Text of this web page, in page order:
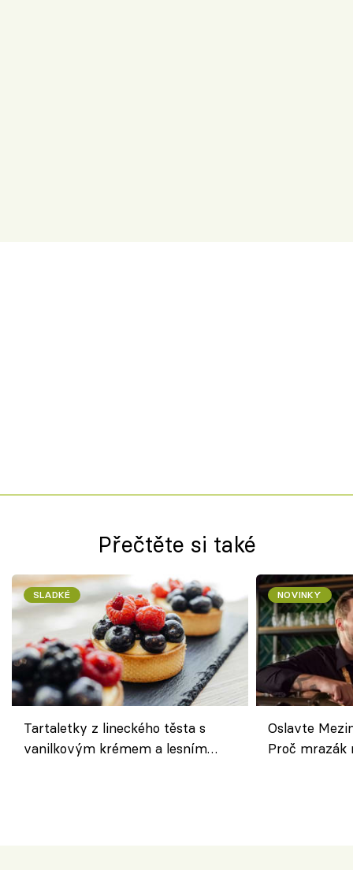
Přečtěte si také
SLADKÉ
Tartaletky z lineckého těsta s
vanilkovým krémem a lesním
NOVINKY
Oslavte
Proč